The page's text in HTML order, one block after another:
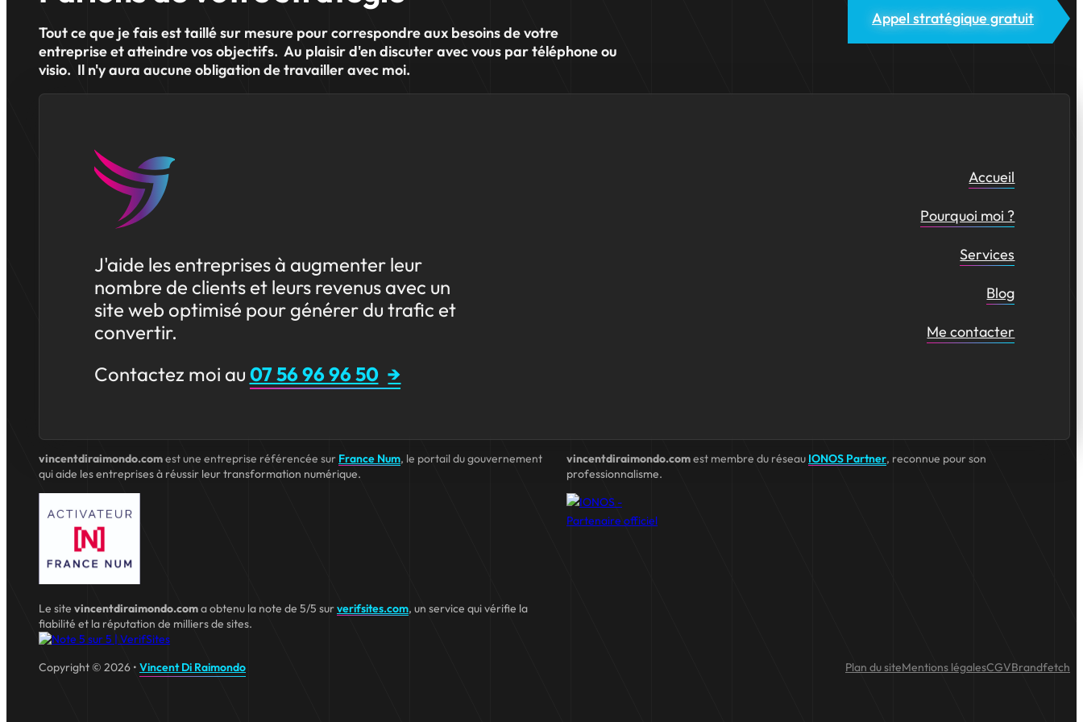
Tout ce que je fais est taillé sur mesure pour correspondre aux besoins de votre
entreprise et atteindre vos objectifs. Au plaisir d'en discuter avec vous par téléphone ou
visio. Il n'y aura aucune obligation de travailler avec moi.
Appel stratégique gratuit
J'aide les entreprises à augmenter leur
nombre de clients et leurs revenus avec un
site web optimisé pour générer du trafic et
convertir.
Contactez moi au 07 56 96 96 50
Accueil
Pourquoi moi ?
Services
Blog
Me contacter
vincentdiraimondo.comest une entreprise référencée sur France Num, le portail du gouvernement
qui aide les entreprises à réussir leur transformation numérique.
vincentdiraimondo.comest membre du réseau IONOS Partner, reconnue pour son
professionnalisme.
Le site vincentdiraimondo.coma obtenu la note de 5/5 surverifsites.com, un service qui vérifie la
fiabilité et la réputation de milliers de sites.
Copyright © 2026 • Vincent Di Raimondo Plan du siteMentions légalesCGVBrandfetch